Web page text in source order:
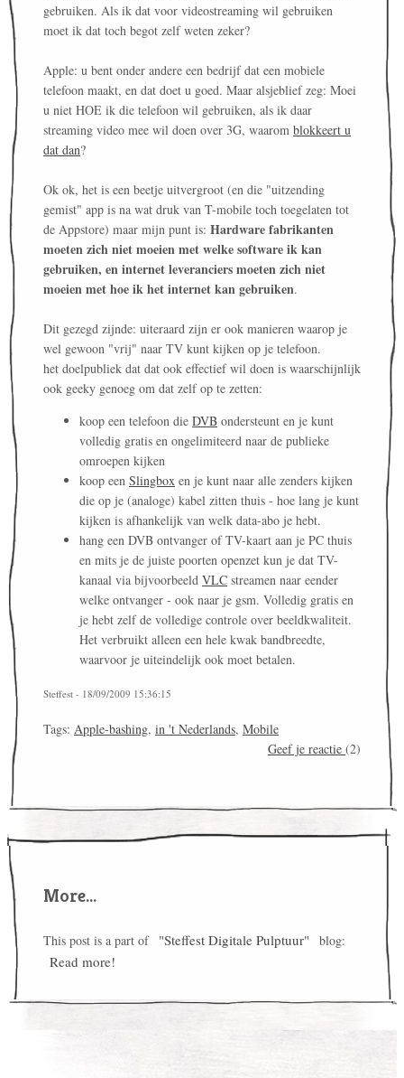
gebruiken. Als ik dat voor videostreaming wil gebruiken
moet ik dat toch begot zelf weten zeker?
Apple: u bent onder andere een bedrijf dat een mobiele
telefoon maakt, en dat doet u goed. Maar alsjeblief zeg: Moei
u niet HOE ik die telefoon wil gebruiken, als ik daar
streaming video mee wil doen over 3G, waarom blokkeert u
dat dan?
Ok ok, het is een beetje uitvergroot (en die "uitzending
gemist" app is na wat druk van T-mobile toch toegelaten tot
de Appstore) maar mijn punt is: Hardware fabrikanten
moeten zich niet moeien met welke software ik kan
gebruiken, en internet leveranciers moeten zich niet
moeien met hoe ik het internet kan gebruiken.
Dit gezegd zijnde: uiteraard zijn er ook manieren waarop je
wel gewoon "vrij" naar TV kunt kijken op je telefoon.
het doelpubliek dat dat ook effectief wil doen is waarschijnlijk
ook geeky genoeg om dat zelf op te zetten:
koop een telefoon die DVB ondersteunt en je kunt
volledig gratis en ongelimiteerd naar de publieke
omroepen kijken
koop een Slingbox en je kunt naar alle zenders kijken
die op je (analoge) kabel zitten thuis - hoe lang je kunt
kijken is afhankelijk van welk data-abo je hebt.
hang een DVB ontvanger of TV-kaart aan je PC thuis
en mits je de juiste poorten openzet kun je dat TV-
kanaal via bijvoorbeeld VLC streamen naar eender
welke ontvanger - ook naar je gsm. Volledig gratis en
je hebt zelf de volledige controle over beeldkwaliteit.
Het verbruikt alleen een hele kwak bandbreedte,
waarvoor je uiteindelijk ook moet betalen.
Steffest - 18/09/2009 15:36:15
Tags: Apple-bashing, in 't Nederlands, Mobile
Geef je reactie (2)
More...
This post is a part of "Steffest Digitale Pulptuur" blog:
Read more!